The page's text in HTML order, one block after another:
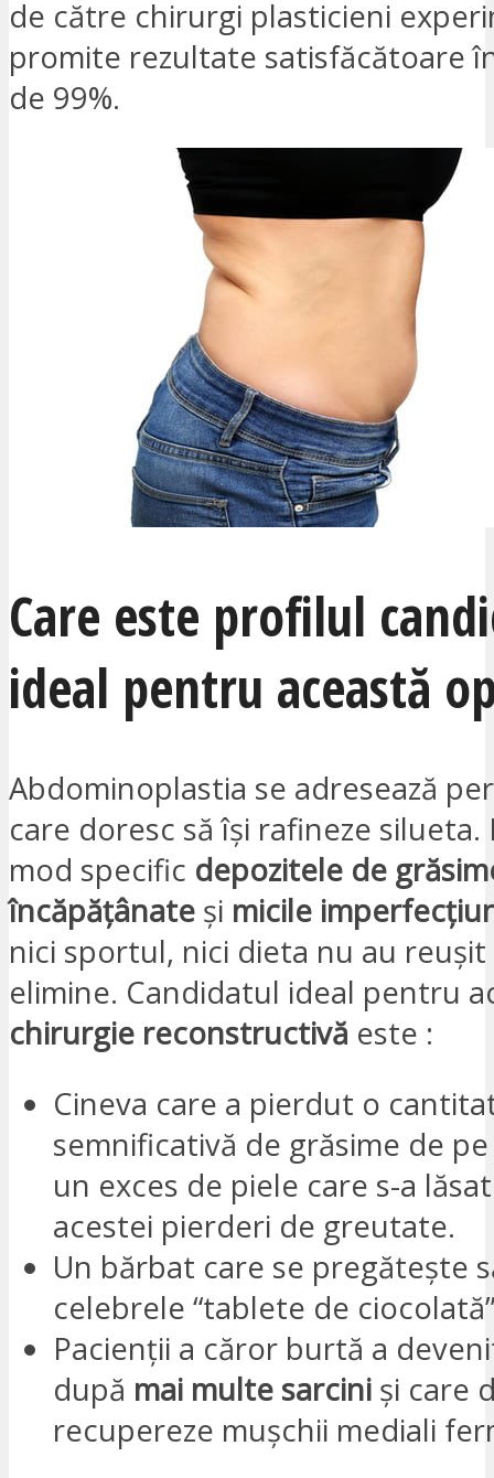
de către chirurgi plasticieni
promite rezultate satisfăcătoare
de 99%.
Care este profilul
ideal pentru această
Abdominoplastia se adresează
care doresc să își rafineze silueta.
mod specific depozitele de
încăpățânate și micile
nici sportul, nici dieta nu au reușit
elimine. Candidatul ideal pentru
chirurgie reconstructivă este :
Cineva care a pierdut o
semnificativă de grăsime de
un exces de piele care s-a
acestei pierderi de greutate.
Un bărbat care se pregătește
celebrele “tablete de
Pacienții a căror burtă a
după mai multe sarcini și care
recupereze mușchii mediali